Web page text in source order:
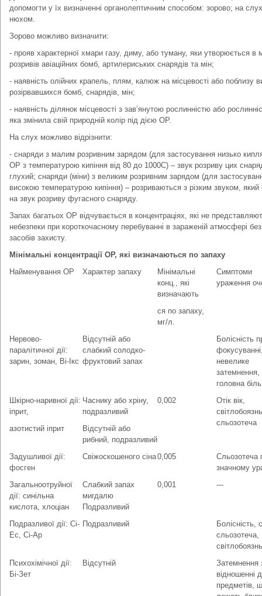
допомогти у їх визначенні органолептичним способом: зорово; на
нюхом.
Зорово можливо визначити:
- прояв характерної хмари газу, диму, або туману, яки утворюється в
розривів авіаційних бомб, артилериських снарядів та мін;
- наявність олійних крапель, плям, калюж на місцевості або поблизу
розірвавшихся бомб, снарядів, мін;
- наявність ділянок місцевості з зав’янутою рослинністю або
яка змінила свій природній колір під дією ОР.
На слух можливо відрізнити:
- снаряди з малим розривним зарядом (для застосування низько
ОР з температурою кипіння від 80 до 1000С) – звук розриву цих
глухий; снаряди (міни) з великим розривним зарядом (для
високою температурою кипіння) – розриваються з різким звуком,
на звук розриву фугасного снаряду.
Запах багатьох ОР відчувається в концентраціях, які не
небезпеки при короткочасному перебуванні в зараженій атмосфері без
засобів захисту.
Мінімальні концентрації ОР, які визначаються по запаху
Найменування ОР
Характер запаху
Мінімальні
конц., які
визначають
ся по запаху,
мг/л.
Симптоми
ураження
Нервово-
паралітичної дії:
зарин, зоман, Ві-Ікс
Відсутній або
слабкий солодко-
фруктовий запах
Болісність
невелике
затемнення,
головна біль
Шкірно-наривної дії:
іприт,
азотистий іприт
Часнику або хріну,
подразливий
Відсутній або
рибний, подразливий
0,002
Отік вік,
сльозотеча
Задушливої дії:
фосген
Свіжоскошеного сіна0,005
Сльозотеча
значному
Загальноотруйної
дії: синільна
кислота, хлоціан
Слабкий запах
мигдалю
Подразливий
0,001 ---
Подразливої дії: Сі-
Ес, Сі-Ар
Подразливий
Болісність,
сльозотеча,
світлобоязнь
Психохімічної дії:
Бі-Зет
Відсутній
Затемнення
відношенні
предметів,